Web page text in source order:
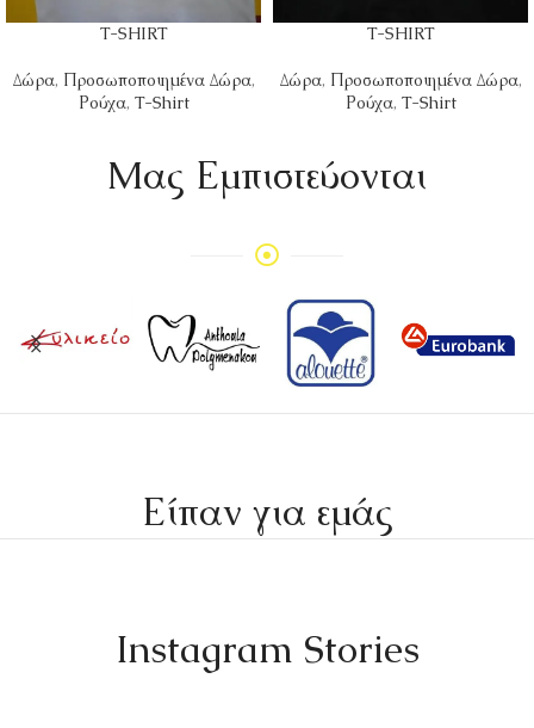
T-SHIRT
Δώρα, Προσωποποιημένα Δώρα,
Ρούχα, T-Shirt
T-SHIRT
Δώρα, Προσωποποιημένα Δώρα,
Ρούχα, T-Shirt
Mας Εμπιστεύονται
Είπαν για εμάς
Instagram Stories